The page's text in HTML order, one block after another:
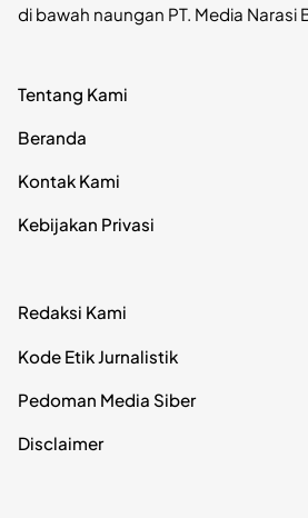
di bawah naungan PT. Media Narasi
Tentang Kami
Beranda
Kontak Kami
Kebijakan Privasi
Redaksi Kami
Kode Etik Jurnalistik
Pedoman Media Siber
Disclaimer